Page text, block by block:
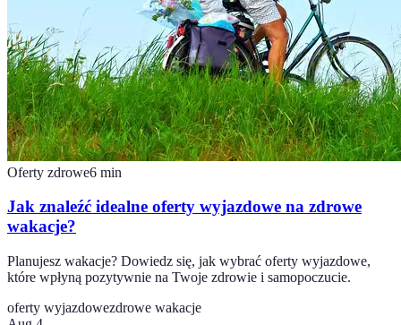
Oferty zdrowe6 min
Jak znaleźć idealne oferty wyjazdowe na zdrowe
wakacje?
Planujesz wakacje? Dowiedz się, jak wybrać oferty wyjazdowe,
które wpłyną pozytywnie na Twoje zdrowie i samopoczucie.
oferty wyjazdowezdrowe wakacje